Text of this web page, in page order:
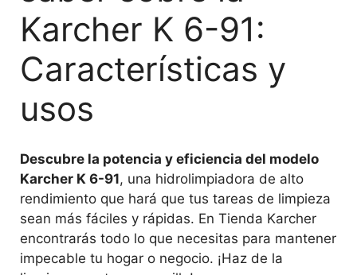
Karcher K 6-91:
Características y
usos
Descubre la potencia y eficiencia del modelo
Karcher K 6-91, una hidrolimpiadora de alto
rendimiento que hará que tus tareas de limpieza
sean más fáciles y rápidas. En Tienda Karcher
encontrarás todo lo que necesitas para mantener
impecable tu hogar o negocio. ¡Haz de la